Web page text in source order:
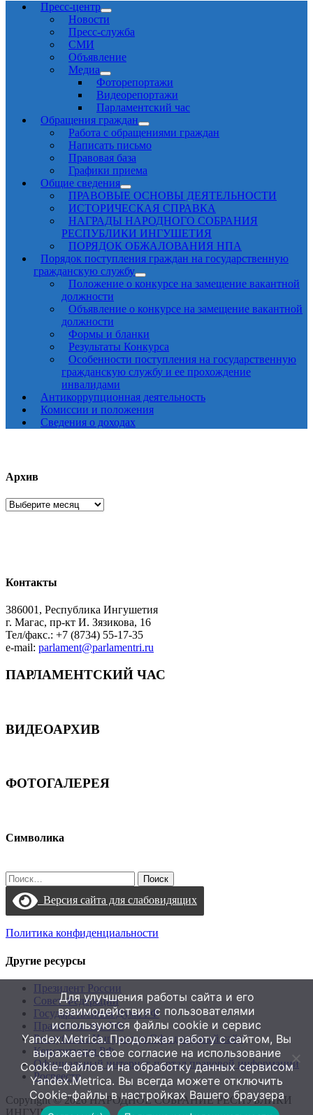
Пресс-центр
Новости
Пресс-служба
СМИ
Объявление
Медиа
Фоторепортажи
Видеорепортажи
Парламентский час
Обращения граждан
Работа с обращениями граждан
Написать письмо
Правовая база
Графики приема
Общие сведения
ПРАВОВЫЕ ОСНОВЫ ДЕЯТЕЛЬНОСТИ
ИСТОРИЧЕСКАЯ СПРАВКА
НАГРАДЫ НАРОДНОГО СОБРАНИЯ
РЕСПУБЛИКИ ИНГУШЕТИЯ
ПОРЯДОК ОБЖАЛОВАНИЯ НПА
Порядок поступления граждан на государственную
гражданскую службу
Положение о конкурсе на замещение вакантной
должности
Объявление о конкурсе на замещение вакантной
должности
Формы и бланки
Результаты Конкурса
Особенности поступления на государственную
гражданскую службу и ее прохождение
инвалидами
Антикоррупционная деятельность
Комиссии и положения
Сведения о доходах
Архив
Архив
Контакты
386001, Республика Ингушетия
г. Магас, пр-кт И. Зязикова, 16
Тел/факс.: +7 (8734) 55-17-35
e-mail: parlament@parlamentri.ru
ПАРЛАМЕНТСКИЙ ЧАС
ВИДЕОАРХИВ
ФОТОГАЛЕРЕЯ
Символика
Найти:
Версия сайта для слабовидящих
Политика конфиденциальности
Другие ресурсы
Президент России
Совет Федерации
Государственная Дума РФ
Правительство РФ
Республика Ингушетия Официальный сайт
Конституция РФ
Официальный интернет-портал правовой информации
Росреестр
Copyright © 2026 НАРОДНОЕ СОБРАНИЕ РЕСПУБЛИКИ
ИНГУШЕТИЯ
Для улучшения работы сайта и его
взаимодействия с пользователями
используются файлы cookie и сервис
Yandex.Metrica. Продолжая работу с сайтом, Вы
выражаете свое согласие на использование
Cookie-файлов и на обработку данных сервисом
Yandex.Metrica. Вы всегда можете отключить
Cookie-файлы в настройках Вашего браузера